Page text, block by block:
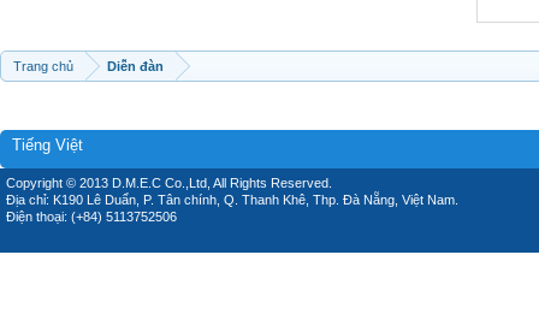
Trang chủ Diễn đàn
Tiếng Việt
Copyright © 2013 D.M.E.C Co.,Ltd, All Rights Reserved.
Địa chỉ: K190 Lê Duẩn, P. Tân chính, Q. Thanh Khê, Thp. Đà Nẵng, Việt Nam.
Điện thoại: (+84) 5113752506